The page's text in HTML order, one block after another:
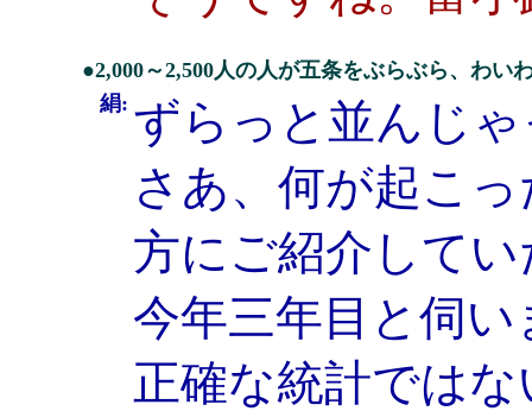
●2,000～2,500人の人が五条をぶらぶら、わい
絹: ずらっと並んじ
さあ、何が起こ
方にご紹介して
今年三年目と伺い
正確な統計では